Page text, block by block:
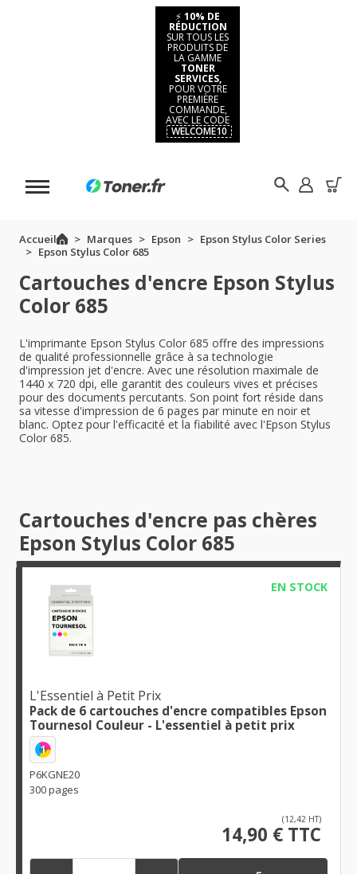
⚡ 10% DE
RÉDUCTION
SUR TOUS LES
PRODUITS DE
LA GAMME
TONER
SERVICES,
POUR VOTRE
PREMIÈRE
COMMANDE,
AVEC LE CODE
WELCOME10
Accueil Marques Epson
Epson Stylus Color Series
Epson Stylus Color 685
Cartouches d'encre Epson Stylus
Color 685
L'imprimante Epson Stylus Color 685 offre des impressions
de qualité professionnelle grâce à sa technologie
d'impression jet d'encre. Avec une résolution maximale de
1440 x 720 dpi, elle garantit des couleurs vives et précises
pour des documents percutants. Son point fort réside dans
sa vitesse d'impression de 6 pages par minute en noir et
blanc. Optez pour l'efficacité et la fiabilité avec l'Epson Stylus
Color 685.
Cartouches d'encre pas chères
Epson Stylus Color 685
EN STOCK
L'Essentiel à Petit Prix
Pack de 6 cartouches d'encre compatibles Epson
Tournesol Couleur - L'essentiel à petit prix
1
P6KGNE20
300 pages
(12,42 HT)
14,90 € TTC